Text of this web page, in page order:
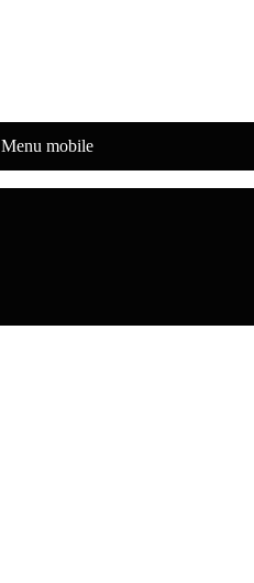
Menu mobile